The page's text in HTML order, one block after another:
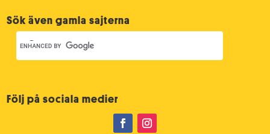
Sök även gamla sajterna
Följ på sociala medier